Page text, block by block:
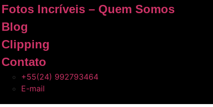
Fotos Incríveis – Quem Somos
Blog
Clipping
Contato
+55(24) 992793464
E-mail